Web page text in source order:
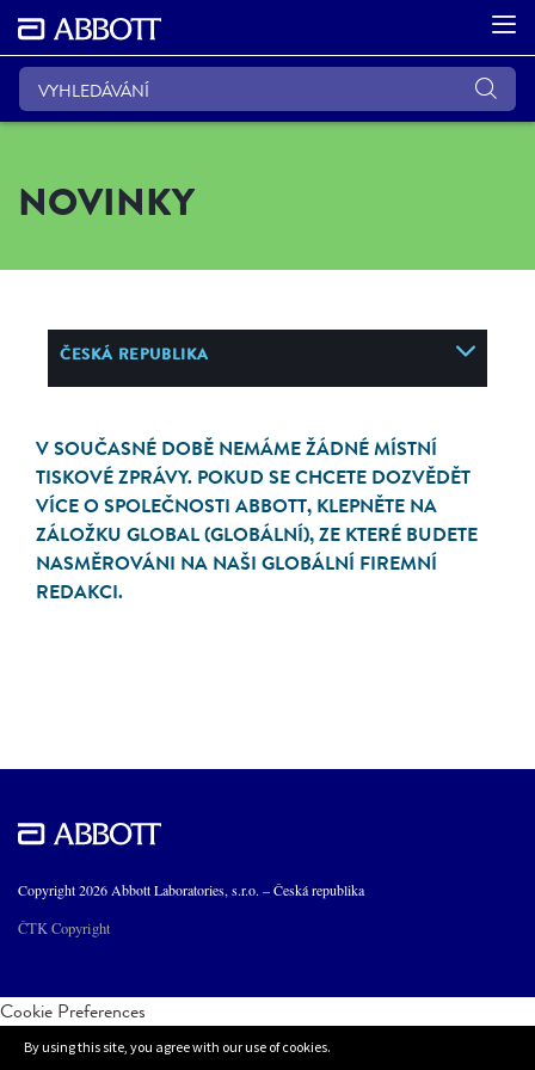
NOVINKY
ČESKÁ REPUBLIKA
V SOUČASNÉ DOBĚ NEMÁME ŽÁDNÉ MÍSTNÍ
TISKOVÉ ZPRÁVY. POKUD SE CHCETE DOZVĚDĚT
VÍCE O SPOLEČNOSTI ABBOTT, KLEPNĚTE NA
ZÁLOŽKU GLOBAL (GLOBÁLNÍ), ZE KTERÉ BUDETE
NASMĚROVÁNI NA NAŠI GLOBÁLNÍ FIREMNÍ
REDAKCI.
Copyright 2026 Abbott Laboratories, s.r.o. – Česká republika
ČTK Copyright
Cookie Preferences
By using this site, you agree with our use of cookies.